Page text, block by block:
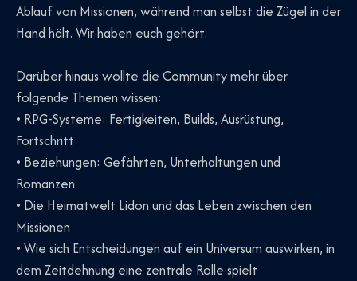
Ablauf von Missionen, während man selbst die Zügel in der
Hand hält. Wir haben euch gehört.
Darüber hinaus wollte die Community mehr über
folgende Themen wissen:
• RPG-Systeme: Fertigkeiten, Builds, Ausrüstung,
Fortschritt
• Beziehungen: Gefährten, Unterhaltungen und
Romanzen
• Die Heimatwelt Lidon und das Leben zwischen den
Missionen
• Wie sich Entscheidungen auf ein Universum auswirken, in
dem Zeitdehnung eine zentrale Rolle spielt